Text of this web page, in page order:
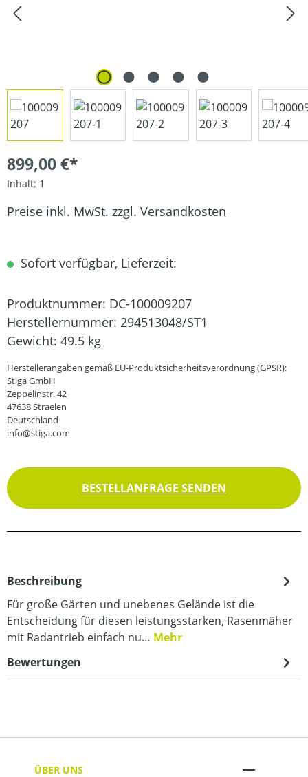
899,00 €*
Inhalt: 1
Preise inkl. MwSt. zzgl. Versandkosten
Sofort verfügbar, Lieferzeit:
Produktnummer: DC-100009207
Herstellernummer: 294513048/ST1
Gewicht: 49.5 kg
Herstellerangaben gemäß EU-Produktsicherheitsverordnung (GPSR):
Stiga GmbH
Zeppelinstr. 42
47638 Straelen
Deutschland
info@stiga.com
BESTELLANFRAGE SENDEN
Beschreibung
Für große Gärten und unebenes Gelände ist die
Entscheidung für diesen leistungsstarken, Rasenmäher
mit Radantrieb einfach nu… Mehr
Bewertungen
ÜBER UNS